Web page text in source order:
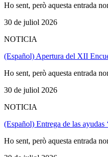
Ho sent, però aquesta entrada
30 de juliol 2026
NOTICIA
(Español) Apertura del XII
Ho sent, però aquesta entrada
30 de juliol 2026
NOTICIA
(Español) Entrega de las
Ho sent, però aquesta entrada